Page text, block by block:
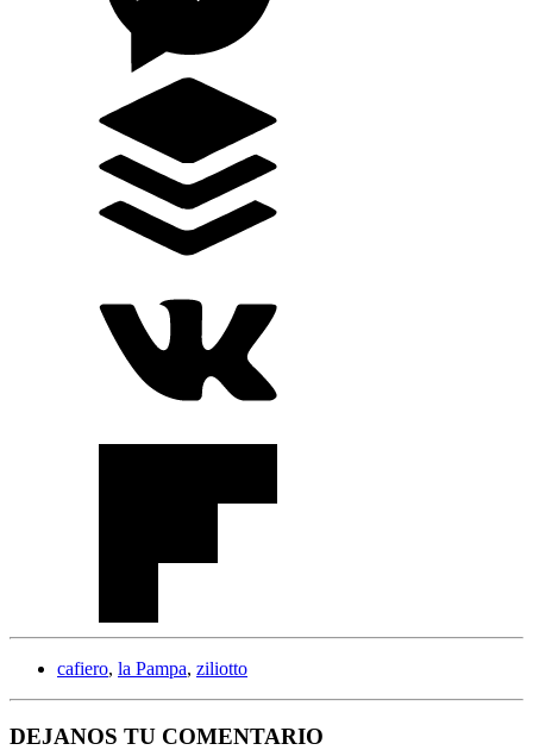
cafiero, la Pampa, ziliotto
DEJANOS TU COMENTARIO